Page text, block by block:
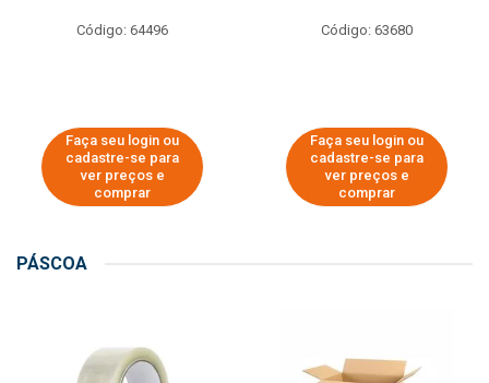
Código: 64496
Faça seu login ou
cadastre-se para
ver preços e
comprar
Código: 63680
Faça seu login ou
cadastre-se para
ver preços e
comprar
PÁSCOA